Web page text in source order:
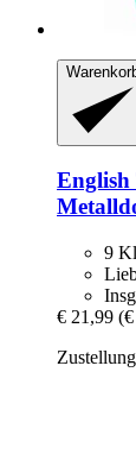
English
9
€ 21,99